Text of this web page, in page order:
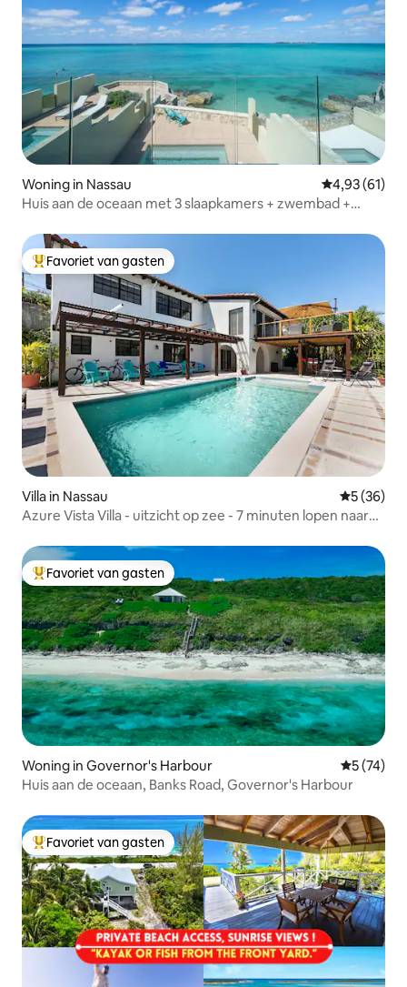
Woning in Nassau Gemiddelde
4,93 (61)
Huis aan de oceaan met 3 slaapkamers + zwembad +
Topfavoriet van gasten
Favoriet van gasten
Villa in Nassau
5 (36)
Azure Vista Villa - uitzicht op zee - 7 minuten lopen naar
Topfavoriet van gasten
Favoriet van gasten
Woning in Governor's Harbour
5 (74)
Huis aan de oceaan, Banks Road, Governor's Harbour
Topfavoriet van gasten
Favoriet van gasten